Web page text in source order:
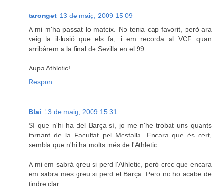
taronget 13 de maig, 2009 15:09
A mi m'ha passat lo mateix. No tenia cap favorit, però ara
veig la il·lusió que els fa, i em recorda al VCF quan
arribàrem a la final de Sevilla en el 99.
Aupa Athletic!
Respon
Blai 13 de maig, 2009 15:31
Sí que n'hi ha del Barça sí, jo me n'he trobat uns quants
tornant de la Facultat pel Mestalla. Encara que és cert,
sembla que n'hi ha molts més de l'Athletic.
A mi em sabrà greu si perd l'Athletic, però crec que encara
em sabrà més greu si perd el Barça. Però no ho acabe de
tindre clar.